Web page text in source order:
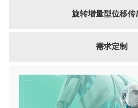
旋转增量型位移传
需求定制